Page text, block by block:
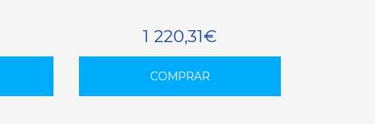
1 220,31€
COMPRAR